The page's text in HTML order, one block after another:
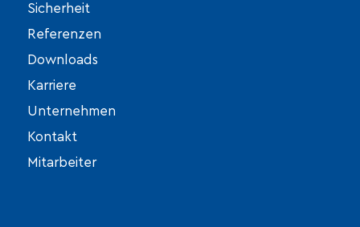
Sicherheit
Referenzen
Downloads
Karriere
Unternehmen
Kontakt
Mitarbeiter